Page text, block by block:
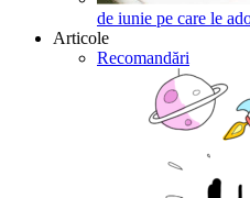
de iunie pe care le
Articole
Recomandări